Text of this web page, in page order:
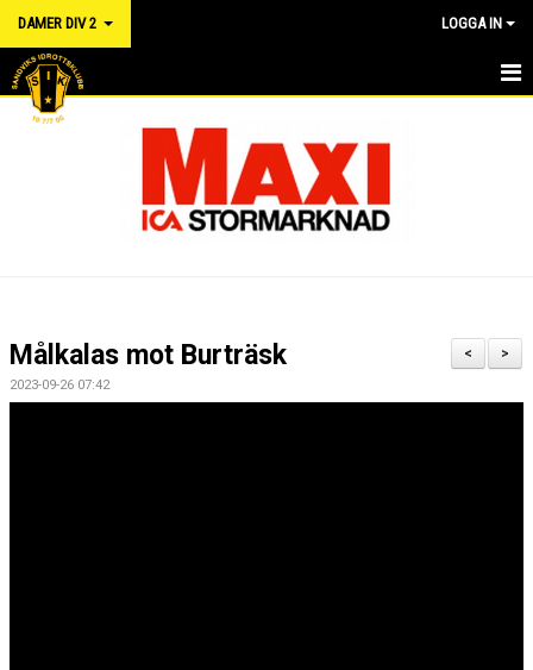
DAMER DIV 2 LOGGA IN
HEM
MATCHER
>
<
Målkalas mot Burträsk
2023-09-26 07:42